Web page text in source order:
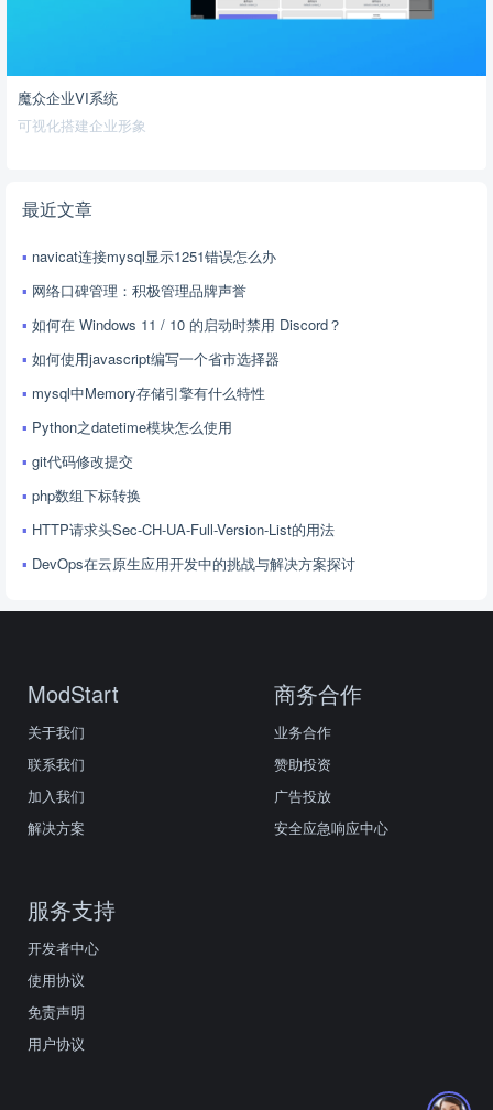
魔众企业VI系统
可视化搭建企业形象
最近文章
navicat连接mysql显示1251错误怎么办
网络口碑管理：积极管理品牌声誉
如何在 Windows 11 / 10 的启动时禁用 Discord？
如何使用javascript编写一个省市选择器
mysql中Memory存储引擎有什么特性
Python之datetime模块怎么使用
git代码修改提交
php数组下标转换
HTTP请求头Sec-CH-UA-Full-Version-List的用法
DevOps在云原生应用开发中的挑战与解决方案探讨
ModStart
关于我们
联系我们
加入我们
解决方案
商务合作
业务合作
赞助投资
广告投放
安全应急响应中心
服务支持
开发者中心
使用协议
免责声明
用户协议